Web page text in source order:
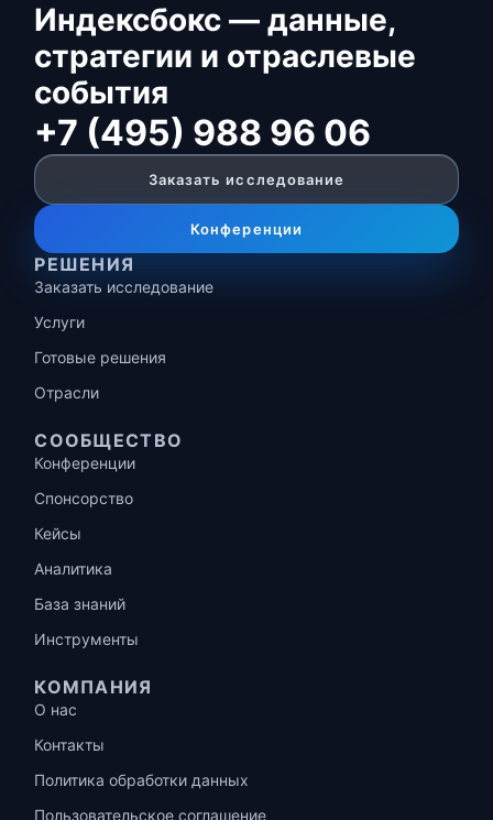
Индексбокс — данные,
стратегии и отраслевые
события
+7 (495) 988 96 06
Заказать исследование
Конференции
РЕШЕНИЯ
Заказать исследование
Услуги
Готовые решения
Отрасли
СООБЩЕСТВО
Конференции
Спонсорство
Кейсы
Аналитика
База знаний
Инструменты
КОМПАНИЯ
О нас
Контакты
Политика обработки данных
Пользовательское соглашение